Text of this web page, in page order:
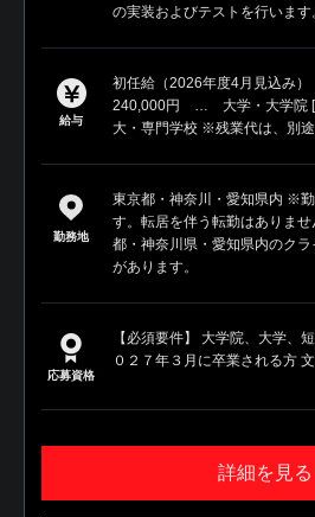
の実装およびテストを行います
給与
初任給（2026年度4月見込み
240,000円 … 大学・大学
大・専門学校 ※残業代は、別
勤務地
東京都・神奈川・愛知県内 ※
す。転居を伴う転勤はありま
都・神奈川県・愛知県内のク
があります。
応募資格
【必須要件】 大学院、大学、
０２７年３月に卒業される方
詳細を見る